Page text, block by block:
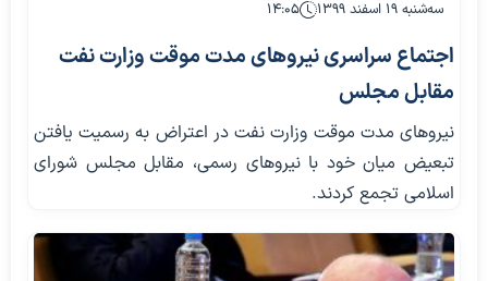
سه‌شنبه ۱۹ اسفند ۱۳۹۹ ۱۴:۰۵
اجتماع سراسری نیروهای مدت موقت وزارت نفت
مقابل مجلس
نیروهای مدت موقت وزارت نفت در اعتراض به رسمیت یافتن
تبعیض میان خود با نیروهای رسمی، مقابل مجلس شورای
اسلامی تجمع کردند.